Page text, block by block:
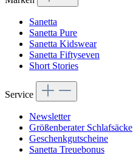
Sanetta
Sanetta Pure
Sanetta Kidswear
Sanetta Fiftyseven
Short Stories
Service
Newsletter
Größenberater Schlafsäcke
Geschenkgutscheine
Sanetta Treuebonus